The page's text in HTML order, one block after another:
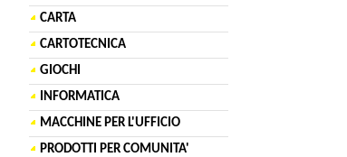
CARTA
CARTOTECNICA
GIOCHI
INFORMATICA
MACCHINE PER L'UFFICIO
PRODOTTI PER COMUNITA'